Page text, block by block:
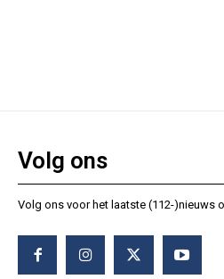
Volg ons
Volg ons voor het laatste (112-)nieuws